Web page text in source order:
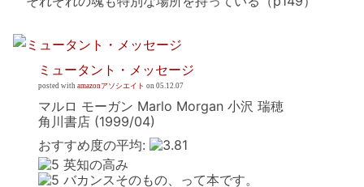
ミュータント・メッセージ
posted withamazonアソシエイト on 05.12.07
マルロ モーガン Marlo Morgan 小沢 瑞穂
角川書店 (1999/04)
おすすめ度の平均:
英知の高み
バカンスそのもの、って本です。